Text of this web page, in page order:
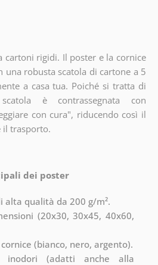
cartoni rigidi. Il poster e la cornice
robusta scatola di cartone a 5
a casa tua. Poiché si tratta di
è contrassegnata con
con cura", riducendo così il
il trasporto.
dei poster
alta qualità da 200 g/m².
(20x30, 30x45, 40x60,
(bianco, nero, argento).
inodori (adatti anche alla